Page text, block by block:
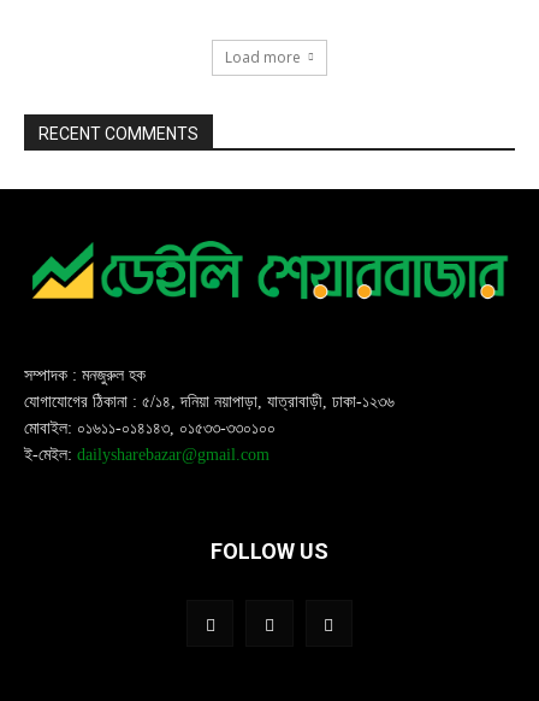
Load more
RECENT COMMENTS
সম্পাদক : মনজুরুল হক
যোগাযোগের ঠিকানা : ৫/১৪, দনিয়া নয়াপাড়া, যাত্রাবাড়ী, ঢাকা-১২৩৬
মোবাইল: ০১৬১১-০১৪১৪৩, ০১৫৩৩-৩৩০১০০
ই-মেইল: dailysharebazar@gmail.com
FOLLOW US